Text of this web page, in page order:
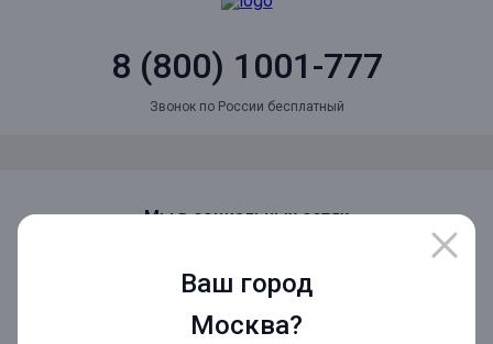
Ваш город
Москва?
8 (800) 1001-777
Звонок по России бесплатный
Мы в социальных сетях
Мобильное приложение